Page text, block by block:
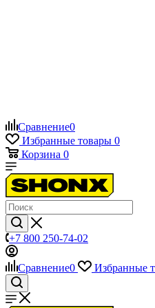
Сравнение0
Избранные товары 0
Корзина 0
+7 800 250-74-02
Сравнение0 Избранные